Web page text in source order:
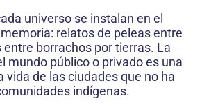
universo se instalan en el
relatos de peleas entre
entre borrachos por tierras. La
mundo público o privado es una
vida de las ciudades que no ha
indígenas.